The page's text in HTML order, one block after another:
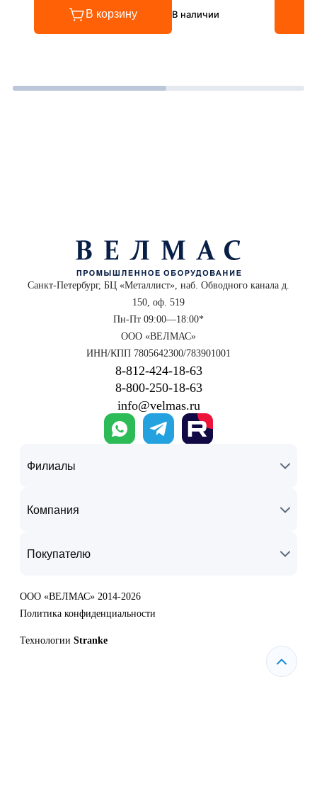
В корзину В наличии
Санкт-Петербург, БЦ «Металлист», наб. Обводного канала д.
150, оф. 519
Пн-Пт 09:00—18:00*
ООО «ВЕЛМАС»
ИНН/КПП 7805642300/783901001
8‑812‑424‑18‑63
8‑800‑250‑18‑63
info@velmas.ru
Филиалы
Компания
Покупателю
ООО «ВЕЛМАС» 2014-2026
Политика конфиденциальности
Технологии Stranke